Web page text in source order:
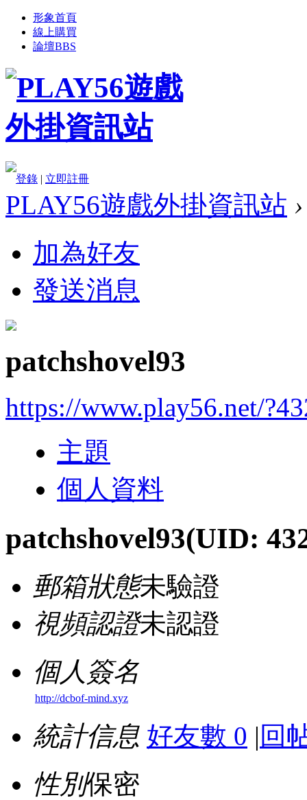
形象首頁
線上購買
論壇BBS
登錄 | 立即註冊
PLAY56遊戲外掛資訊站 ›
加為好友
發送消息
patchshovel93
https://www.play56.net/
主題
個人資料
patchshovel93(UID:
郵箱狀態未驗證
視頻認證未認證
個人簽名
http://dcbof-mind.xyz
統計信息 好友數 0 | 回
性別保密